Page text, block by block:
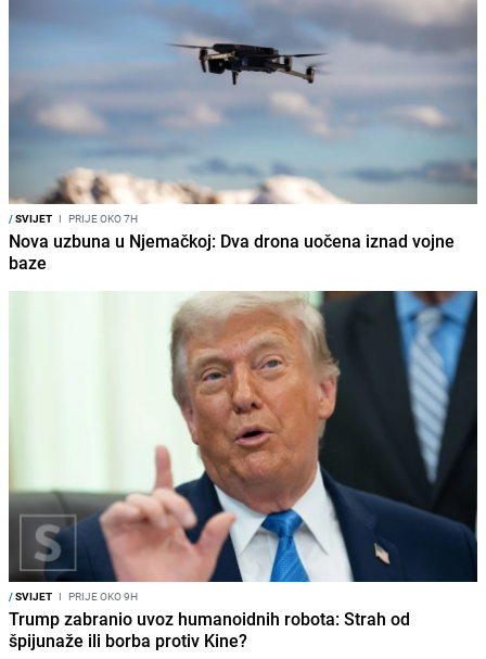
/SVIJET I PRIJE OKO 7H
Nova uzbuna u Njemačkoj: Dva drona uočena iznad vojne
baze
/SVIJET I PRIJE OKO 9H
Trump zabranio uvoz humanoidnih robota: Strah od
špijunaže ili borba protiv Kine?